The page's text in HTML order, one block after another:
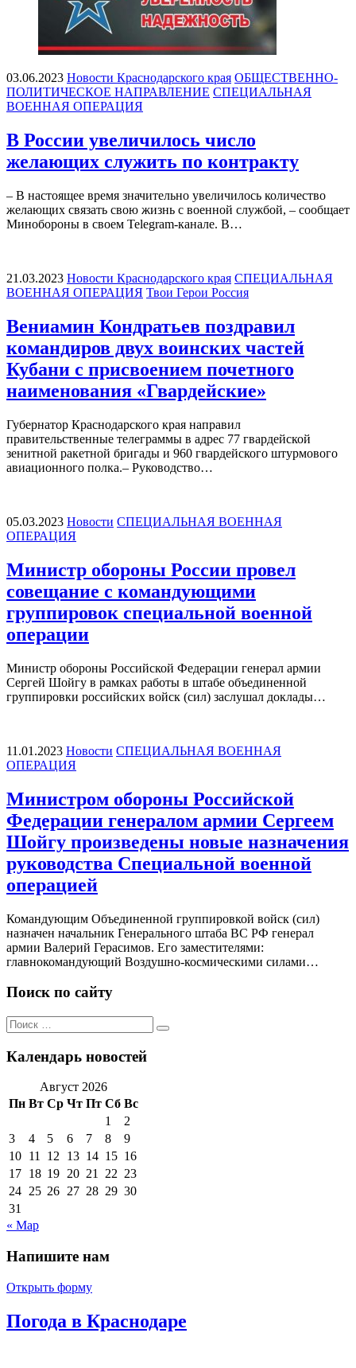
03.06.2023 Новости Краснодарского края ОБЩЕСТВЕННО-
ПОЛИТИЧЕСКОЕ НАПРАВЛЕНИЕ СПЕЦИАЛЬНАЯ
ВОЕННАЯ ОПЕРАЦИЯ
В России увеличилось число
желающих служить по контракту
– В настоящее время значительно увеличилось количество
желающих связать свою жизнь с военной службой, – сообщает
Минобороны в своем Telegram-канале. В…
21.03.2023 Новости Краснодарского края СПЕЦИАЛЬНАЯ
ВОЕННАЯ ОПЕРАЦИЯ Твои Герои Россия
Вениамин Кондратьев поздравил
командиров двух воинских частей
Кубани с присвоением почетного
наименования «Гвардейские»
Губернатор Краснодарского края направил
правительственные телеграммы в адрес 77 гвардейской
зенитной ракетной бригады и 960 гвардейского штурмового
авиационного полка.– Руководство…
05.03.2023 Новости СПЕЦИАЛЬНАЯ ВОЕННАЯ
ОПЕРАЦИЯ
Министр обороны России провел
совещание с командующими
группировок специальной военной
операции
Министр обороны Российской Федерации генерал армии
Сергей Шойгу в рамках работы в штабе объединенной
группировки российских войск (сил) заслушал доклады…
11.01.2023 Новости СПЕЦИАЛЬНАЯ ВОЕННАЯ
ОПЕРАЦИЯ
Министром обороны Российской
Федерации генералом армии Сергеем
Шойгу произведены новые назначения
руководства Специальной военной
операцией
Командующим Объединенной группировкой войск (сил)
назначен начальник Генерального штаба ВС РФ генерал
армии Валерий Герасимов. Его заместителями:
главнокомандующий Воздушно-космическими силами…
Поиск по сайту
Поиск
по:
Поиск
Календарь новостей
Август 2026
Пн Вт Ср Чт Пт Сб Вс
1
2
3
4 5 6 7 8
9
10 11 12 13 14 15 16
17 18 19 20 21 22 23
24 25 26 27 28 29 30
31
« Мар
Напишите нам
Открыть форму
Погода в Краснодаре